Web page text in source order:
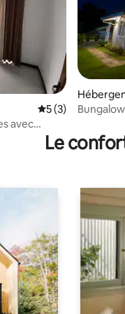
Évaluation
5 (3)
avec
Le